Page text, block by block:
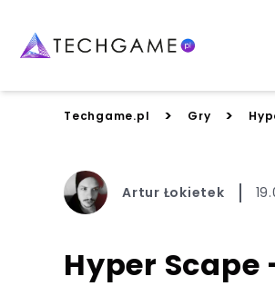
Techgame.pl > Gry >
Artur Łokietek
Hyper